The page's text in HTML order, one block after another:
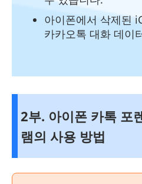
아이폰에서 삭제된
카카오톡 대화 데이
2부. 아이폰 카톡 포
램의 사용 방법